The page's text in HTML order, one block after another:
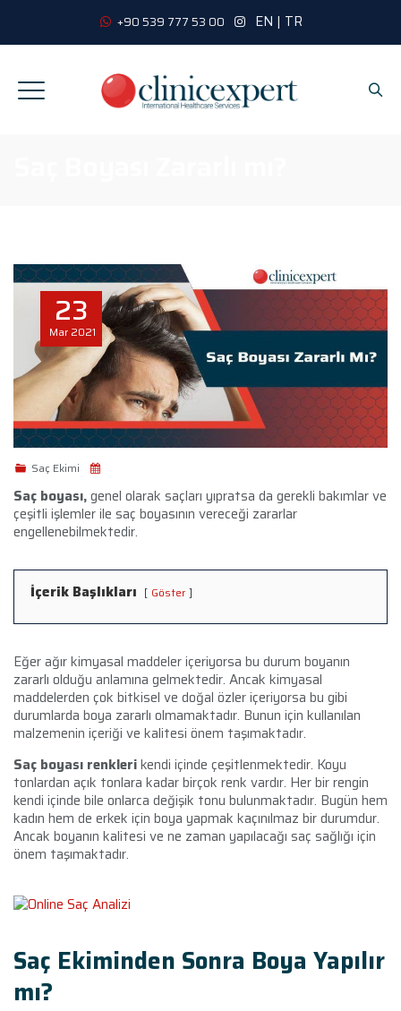
+90 539 777 53 00 EN | TR
23
Mar 2021
Saç Ekimi
Saç boyası,genel olarak saçları yıpratsa da gerekli bakımlar ve
çeşitli işlemler ile saç boyasının vereceği zararlar
engellenebilmektedir.
İçerik Başlıkları Göster
Eğer ağır kimyasal maddeler içeriyorsa bu durum boyanın
zararlı olduğu anlamına gelmektedir. Ancak kimyasal
maddelerden çok bitkisel ve doğal özler içeriyorsa bu gibi
durumlarda boya zararlı olmamaktadır. Bunun için kullanılan
malzemenin içeriği ve kalitesi önem taşımaktadır.
Saç boyası renklerikendi içinde çeşitlenmektedir. Koyu
tonlardan açık tonlara kadar birçok renk vardır. Her bir rengin
kendi içinde bile onlarca değişik tonu bulunmaktadır. Bugün hem
kadın hem de erkek için boya yapmak kaçınılmaz bir durumdur.
Ancak boyanın kalitesi ve ne zaman yapılacağı saç sağlığı için
önem taşımaktadır.
Saç Ekiminden Sonra Boya Yapılır
mı?